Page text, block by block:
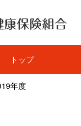
トップ
年度